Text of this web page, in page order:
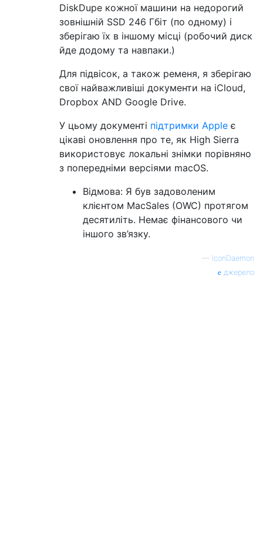
DiskDupe кожної машини на недорогий
зовнішній SSD 246 Гбіт (по одному) і
зберігаю їх в іншому місці (робочий диск
йде додому та навпаки.)
Для підвісок, а також ременя, я зберігаю
свої найважливіші документи на iCloud,
Dropbox AND Google Drive.
У цьому документі підтримки Apple є
цікаві оновлення про те, як High Sierra
використовує локальні знімки порівняно
з попередніми версіями macOS.
Відмова: Я був задоволеним
клієнтом MacSales (OWC) протягом
десятиліть. Немає фінансового чи
іншого зв’язку.
— IconDaemon
джерело